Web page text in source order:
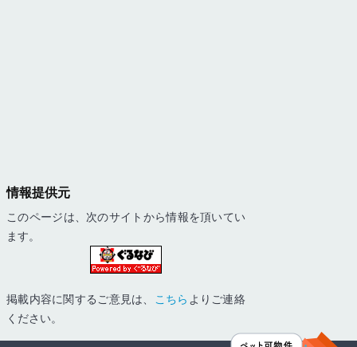
情報提供元
このページは、次のサイトから情報を頂いてい
ます。
掲載内容に関するご意見は、 こちら よりご連絡
ください。